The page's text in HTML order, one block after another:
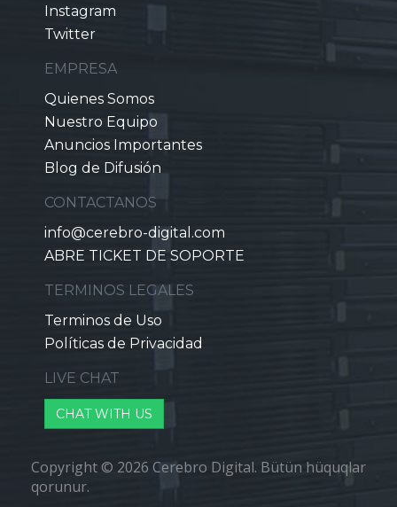
Instagram
Twitter
EMPRESA
Quienes Somos
Nuestro Equipo
Anuncios Importantes
Blog de Difusión
CONTACTANOS
info@cerebro-digital.com
ABRE TICKET DE SOPORTE
TERMINOS LEGALES
Terminos de Uso
Políticas de Privacidad
LIVE CHAT
CHAT WITH US
Copyright © 2026 Cerebro Digital. Bütün hüquqlar
qorunur.